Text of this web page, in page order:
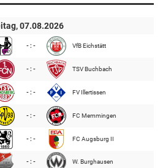
07.08.2026
- : - VfB Eichstätt
- : - TSV Buchbach
- : - FV Illertissen
- : - FC Memmingen
- : - FC Augsburg II
- : - W. Burghausen